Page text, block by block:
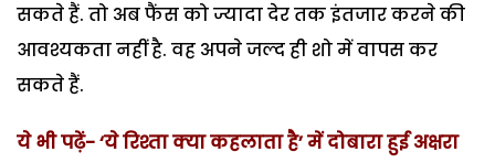
सकते हैं. तो अब फैंस को ज्यादा देर तक इंतजार करने की
आवश्यकता नहीं है. वह अपने जल्द ही शो में वापस कर
सकते हैं.
ये भी पढ़ें- ‘ये रिश्ता क्या कहलाता है’ में दोबारा हुई अक्षरा